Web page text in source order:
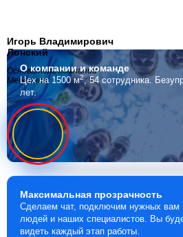
Игорь Владимирович
Лонский
Основатель компании
Мебелино
О компаниии команде
Цех на 1500 м2, 54 сотрудника.
лет.
Максимальная прозрачность
Сделаем чат, подключим нужных вам
людей и наших специалистов. Вы
видеть каждый этап работы.